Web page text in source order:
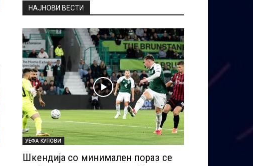
НАЈНОВИ ВЕСТИ
УЕФА КУПОВИ
Шкендија со минимален пораз се